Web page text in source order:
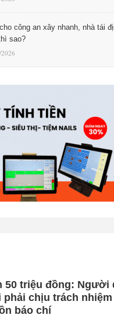
công an xây nhanh, nhà tái
sao?
50 triệu đồng: Người
phải chịu trách
báo chí